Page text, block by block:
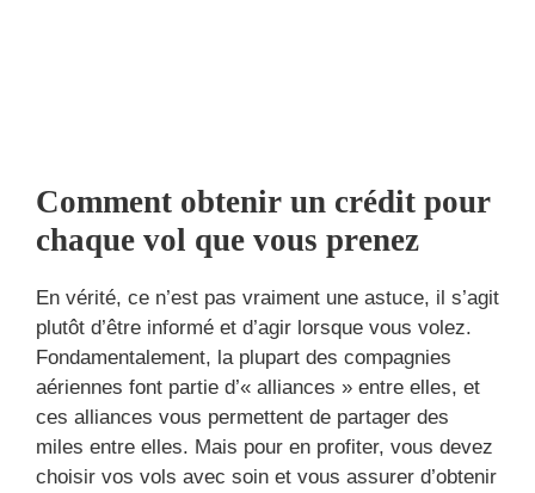
Comment obtenir un crédit pour
chaque vol que vous prenez
En vérité, ce n’est pas vraiment une astuce, il s’agit
plutôt d’être informé et d’agir lorsque vous volez.
Fondamentalement, la plupart des compagnies
aériennes font partie d’« alliances » entre elles, et
ces alliances vous permettent de partager des
miles entre elles. Mais pour en profiter, vous devez
choisir vos vols avec soin et vous assurer d’obtenir